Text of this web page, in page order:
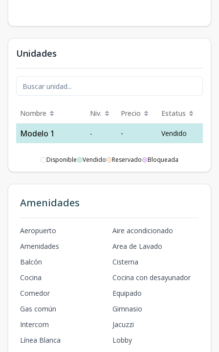
Unidades
Nombre Niv. Precio Estatus
Modelo 1 - - Vendido
Disponible Vendido Reservado Bloqueada
Amenidades
Aeropuerto
Aire acondicionado
Amenidades
Area de Lavado
Balcón
Cisterna
Cocina
Cocina con desayunador
Comedor
Equipado
Gas común
Gimnasio
Intercom
Jacuzzi
Línea Blanca
Lobby